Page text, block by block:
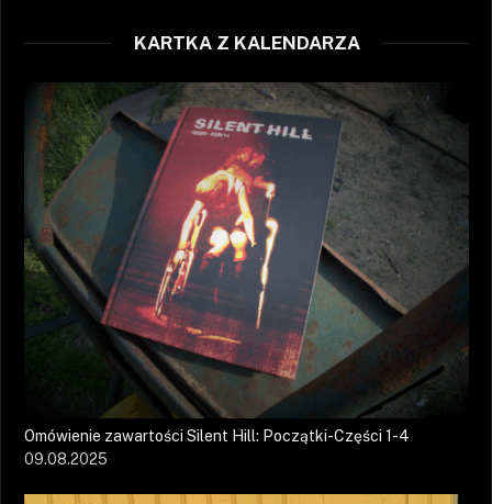
KARTKA Z KALENDARZA
Omówienie zawartości Silent Hill: Początki-Części 1-4
09.08.2025